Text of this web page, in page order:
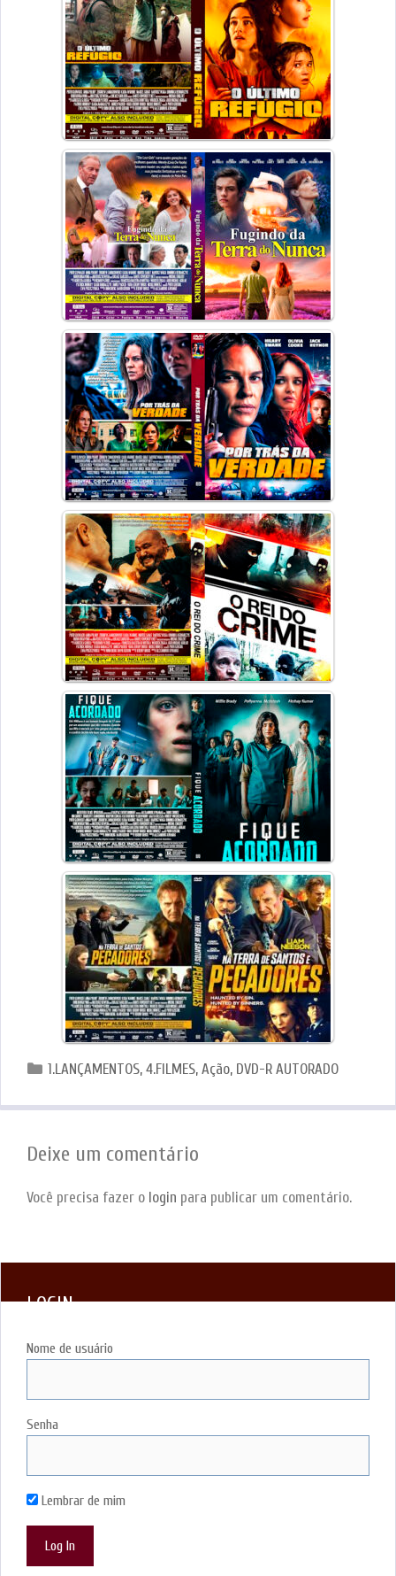
Categorias
1.LANÇAMENTOS,4.FILMES,Ação, DVD-R AUTORADO
Deixe um comentário
Você precisa fazer o login para publicar um comentário.
LOGIN
Nome de usuário
Senha
Lembrar de mim